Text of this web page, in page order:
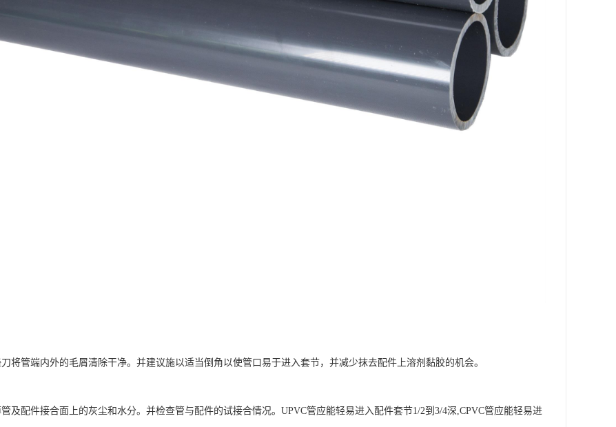
将管端内外的毛屑清除干净。并建议施以适当倒角以使管口易于进入套节，并减少抹去配件上溶剂黏胶的机会。
及配件接合面上的灰尘和水分。并检查管与配件的试接合情况。UPVC管应能轻易进入配件套节1/2到3/4深,CPVC管应能轻易进